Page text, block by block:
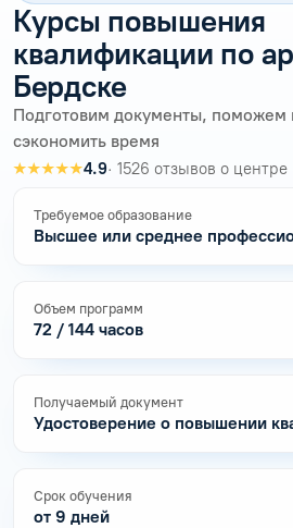
Курсы повышения
квалификации по
Бердске
Подготовим документы, поможем
сэкономить время
★★★★★4.9· 1526 отзывов о центре
Требуемое образование
Высшее или среднее
Объем программ
72 / 144 часов
Получаемый документ
Удостоверение о повышении
Срок обучения
от 9 дней